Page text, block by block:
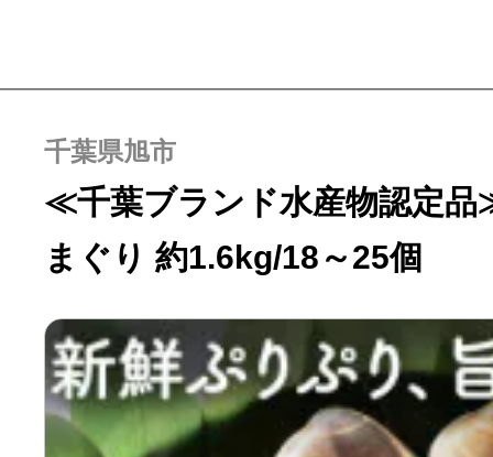
個人事業主・フリーラン
個人事業・フリーランス
ふるさと納税の基礎知識
10秒ぴったり診断
千葉県旭市
≪千葉ブランド水産物認定
まぐり 約1.6kg/18～25個